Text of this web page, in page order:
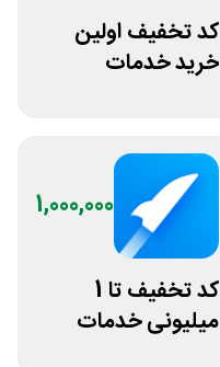
کد تخفیف اولین
خرید خدمات
1,000,000
کد تخفیف تا 1
میلیونی خدمات